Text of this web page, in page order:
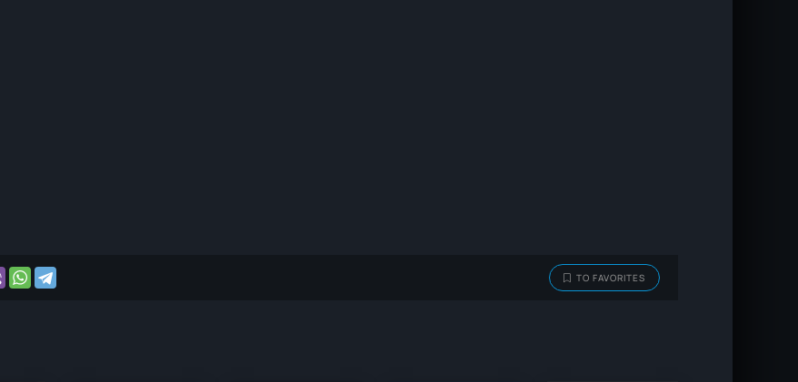
TO FAVORITES